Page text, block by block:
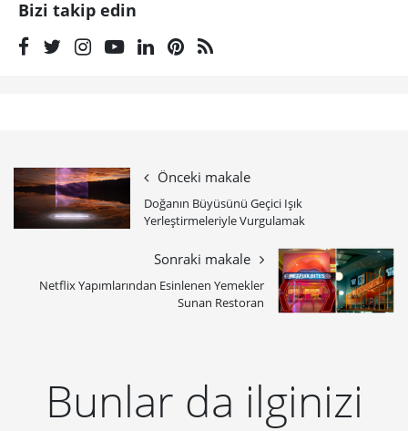
Bizi takip edin
Önceki makale
Doğanın Büyüsünü Geçici Işık
Yerleştirmeleriyle Vurgulamak
Sonraki makale
Netflix Yapımlarından Esinlenen Yemekler
Sunan Restoran
Bunlar da ilginizi